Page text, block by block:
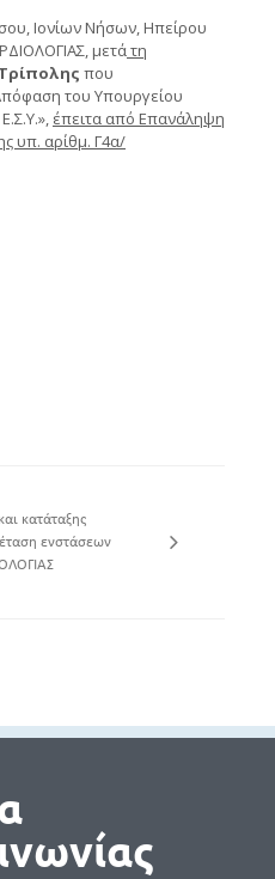
Ιονίων Νήσων, Ηπείρου
μετάτη
που
του Υπουργείου
έπειτα από Επανάληψη
υπ. αρίθμ. Γ4α/
κατάταξης
ενστάσεων